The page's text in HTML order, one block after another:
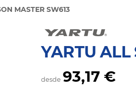
MASTER SW613
YARTU ALL
desde 93,17 €